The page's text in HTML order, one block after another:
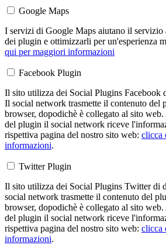
Google Maps
I servizi di Google Maps aiutano il servizio
dei plugin e ottimizzarli per un'esperienza
qui per maggiori informazioni
Facebook Plugin
Il sito utilizza dei Social Plugins Facebook
Il social network trasmette il contenuto del
browser, dopodichè è collegato al sito
del plugin il social network riceve
rispettiva pagina del nostro sito web: clicca
informazioni.
Twitter Plugin
Il sito utilizza dei Social Plugins Twitter di
social network trasmette il contenuto del
browser, dopodichè è collegato al sito
del plugin il social network riceve
rispettiva pagina del nostro sito web: clicca
informazioni.